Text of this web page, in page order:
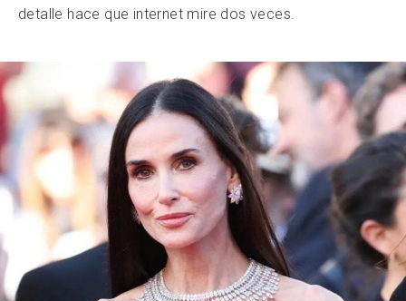
detalle hace que internet mire dos veces.